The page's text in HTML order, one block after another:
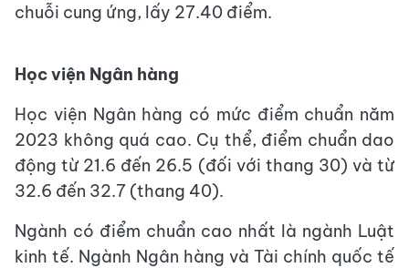
chuỗi cung ứng, lấy 27.40 điểm.
Học viện Ngân hàng
Học viện Ngân hàng có mức điểm chuẩn năm
2023 không quá cao. Cụ thể, điểm chuẩn dao
động từ 21.6 đến 26.5 (đối với thang 30) và từ
32.6 đến 32.7 (thang 40).
Ngành có điểm chuẩn cao nhất là ngành Luật
kinh tế. Ngành Ngân hàng và Tài chính quốc tế